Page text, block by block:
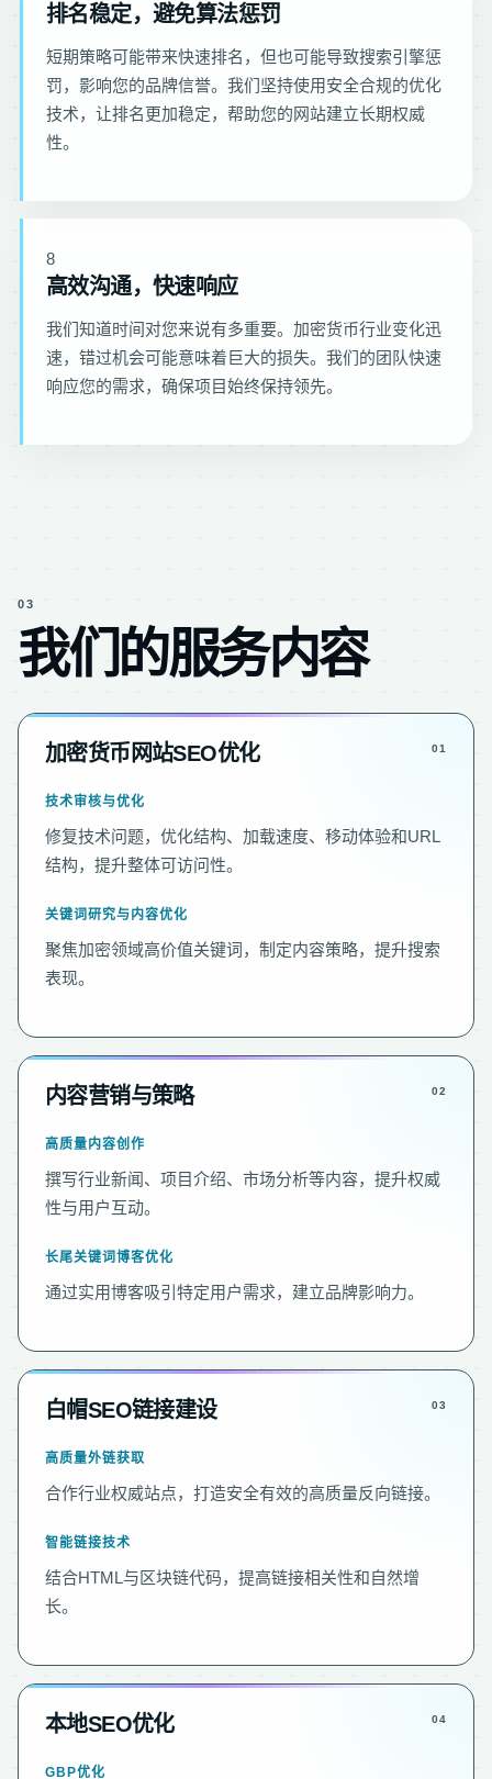
排名稳定，避免算法惩罚
短期策略可能带来快速排名，但也可能导致搜索引擎惩
罚，影响您的品牌信誉。我们坚持使用安全合规的优化
技术，让排名更加稳定，帮助您的网站建立长期权威
性。
8
高效沟通，快速响应
我们知道时间对您来说有多重要。加密货币行业变化迅
速，错过机会可能意味着巨大的损失。我们的团队快速
响应您的需求，确保项目始终保持领先。
03
我们的服务内容
加密货币网站SEO优化
技术审核与优化
修复技术问题，优化结构、加载速度、移动体验和URL
结构，提升整体可访问性。
关键词研究与内容优化
聚焦加密领域高价值关键词，制定内容策略，提升搜索
表现。
内容营销与策略
高质量内容创作
撰写行业新闻、项目介绍、市场分析等内容，提升权威
性与用户互动。
长尾关键词博客优化
通过实用博客吸引特定用户需求，建立品牌影响力。
白帽SEO链接建设
高质量外链获取
合作行业权威站点，打造安全有效的高质量反向链接。
智能链接技术
结合HTML与区块链代码，提高链接相关性和自然增
长。
本地SEO优化
GBP优化